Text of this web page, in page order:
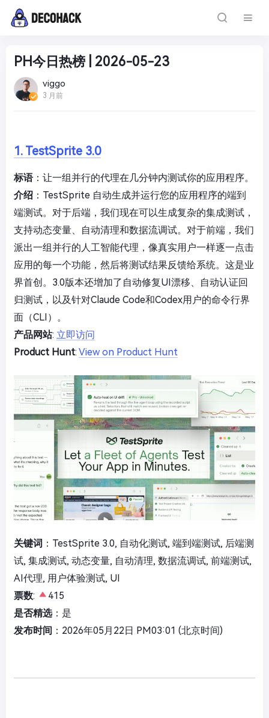
PH今日热榜 | 2026-05-23
viggo
3 月前
1. TestSprite 3.0
标语：让一组并行的代理在几分钟内测试你的应用程序。
介绍 ：TestSprite 自动生成并运行您的应用程序的端到
端测试。对于后端，我们现在可以生成复杂的集成测试，
支持动态变量、自动清理和数据流调试。对于前端，我们
派出一组并行的人工智能代理，像真实用户一样逐一点击
应用的每一个功能，然后将测试结果反馈给系统。这是业
界首创。3.0版本还增加了自动修复UI漂移、自动认证回
归测试，以及针对Claude Code和Codex用户的命令行界
面（CLI）。
产品网站: 立即访问
Product Hunt: View on Product Hunt
关键词 ：TestSprite 3.0, 自动化测试, 端到端测试, 后端测
试, 集成测试, 动态变量, 自动清理, 数据流调试, 前端测试,
AI代理, 用户体验测试, UI
票数:
415
是否精选：是
发布时间 ：2026年05月22日 PM03:01 (北京时间)